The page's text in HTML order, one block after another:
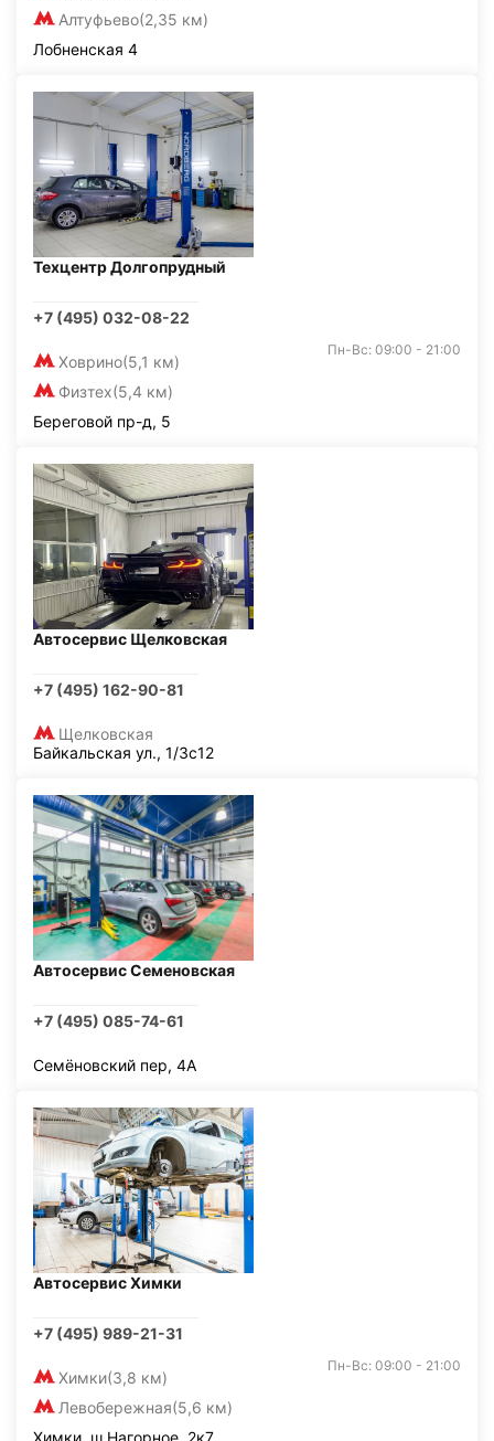
Алтуфьево(2,35 км)
Лобненская 4
Техцентр Долгопрудный
+7 (495) 032-08-22
Ховрино(5,1 км)
Физтех(5,4 км)
Пн-Вс: 09:00 - 21:00
Береговой пр-д, 5
Автосервис Щелковская
+7 (495) 162-90-81
Щелковская
Байкальская ул., 1/3с12
Автосервис Семеновская
+7 (495) 085-74-61
Семёновский пер, 4А
Автосервис Химки
+7 (495) 989-21-31
Химки(3,8 км)
Левобережная(5,6 км)
Пн-Вс: 09:00 - 21:00
Химки, ш Нагорное, 2к7